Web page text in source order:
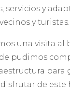
servicios y
y turistas.
una visita al
pudimos
para
de este